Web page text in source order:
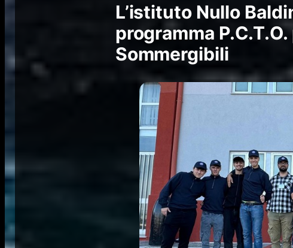
L’istituto Nullo
programma
Sommergibili